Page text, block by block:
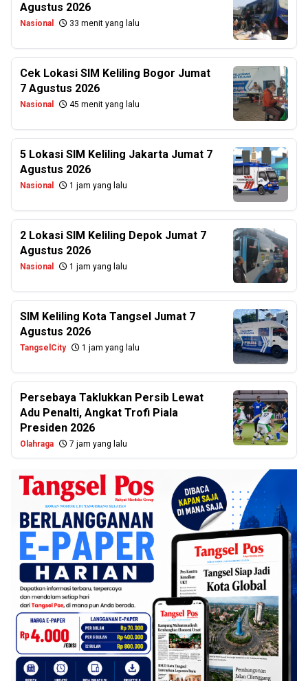
Agustus 2026
Nasional 33 menit yang lalu
Cek Lokasi SIM Keliling Bogor Jumat
7 Agustus 2026
Nasional 45 menit yang lalu
5 Lokasi SIM Keliling Jakarta Jumat 7
Agustus 2026
Nasional 1 jam yang lalu
2 Lokasi SIM Keliling Depok Jumat 7
Agustus 2026
Nasional 1 jam yang lalu
SIM Keliling Kota Tangsel Jumat 7
Agustus 2026
TangselCity 1 jam yang lalu
Persebaya Taklukkan Persib Lewat
Adu Penalti, Angkat Trofi Piala
Presiden 2026
Olahraga 7 jam yang lalu